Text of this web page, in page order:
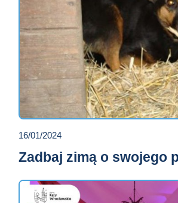
16/01/2024
Zadbaj zimą o swojego